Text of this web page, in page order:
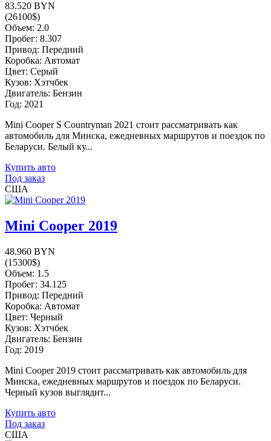
83.520 BYN
(26100$)
Объем: 2.0
Пробег: 8.307
Привод: Передний
Коробка: Автомат
Цвет: Серый
Кузов: Хэтчбек
Двигатель: Бензин
Год: 2021
Mini Cooper S Countryman 2021 стоит рассматривать как
автомобиль для Минска, ежедневных маршрутов и поездок по
Беларуси. Белый ку...
Купить авто
Под заказ
США
Mini Cooper 2019
48.960 BYN
(15300$)
Объем: 1.5
Пробег: 34.125
Привод: Передний
Коробка: Автомат
Цвет: Черный
Кузов: Хэтчбек
Двигатель: Бензин
Год: 2019
Mini Cooper 2019 стоит рассматривать как автомобиль для
Минска, ежедневных маршрутов и поездок по Беларуси.
Черный кузов выглядит...
Купить авто
Под заказ
США